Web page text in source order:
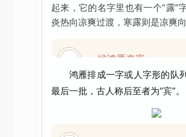
起来，它的名字里也有一个“露”
炎热向凉爽过渡，寒露则是凉爽
01
一候鸿雁来宾
鸿雁排成一字或人字形的队
最后一批，古人称后至者为“宾”。